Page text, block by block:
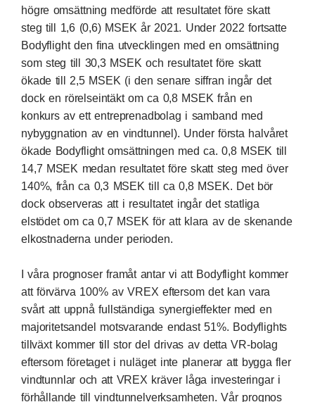
högre omsättning medförde att resultatet före skatt
steg till 1,6 (0,6) MSEK år 2021. Under 2022 fortsatte
Bodyflight den fina utvecklingen med en omsättning
som steg till 30,3 MSEK och resultatet före skatt
ökade till 2,5 MSEK (i den senare siffran ingår det
dock en rörelseintäkt om ca 0,8 MSEK från en
konkurs av ett entreprenadbolag i samband med
nybyggnation av en vindtunnel). Under första halvåret
ökade Bodyflight omsättningen med ca. 0,8 MSEK till
14,7 MSEK medan resultatet före skatt steg med över
140%, från ca 0,3 MSEK till ca 0,8 MSEK. Det bör
dock observeras att i resultatet ingår det statliga
elstödet om ca 0,7 MSEK för att klara av de skenande
elkostnaderna under perioden.
I våra prognoser framåt antar vi att Bodyflight kommer
att förvärva 100% av VREX eftersom det kan vara
svårt att uppnå fullständiga synergieffekter med en
majoritetsandel motsvarande endast 51%. Bodyflights
tillväxt kommer till stor del drivas av detta VR-bolag
eftersom företaget i nuläget inte planerar att bygga fler
vindtunnlar och att VREX kräver låga investeringar i
förhållande till vindtunnelverksamheten. Vår prognos